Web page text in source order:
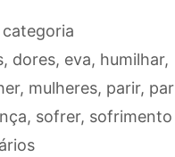
categoria
, dores, eva, humilhar,
, mulheres, parir,
, sofrer, sofrimento